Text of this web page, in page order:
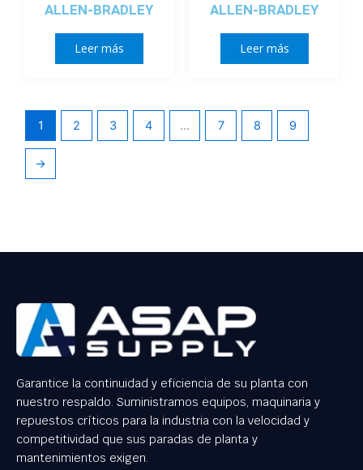
ALLEN-BRADLEY
Leer más
ALLEN-BRADLEY
Leer más
1 2 3 4 … 7 8 9
→
Garantice la continuidad y eficiencia de su planta con
nuestro respaldo. Suministramos equipos, maquinaria y
repuestos críticos para la industria con la velocidad y
competitividad que sus paradas de planta y
mantenimientos exigen.